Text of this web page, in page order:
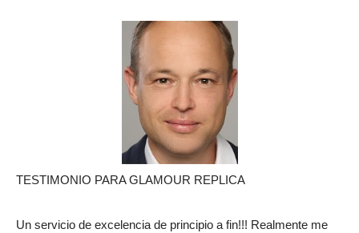
TESTIMONIO PARA GLAMOUR REPLICA
Un servicio de excelencia de principio a fin!!! Realmente me